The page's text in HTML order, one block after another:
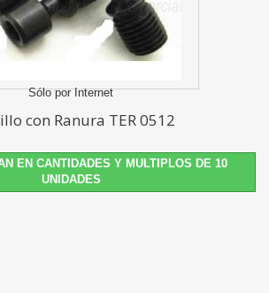
Sólo por Internet
con Ranura TER 0512
EN CANTIDADES Y MULTIPLOS DE 10
UNIDADES